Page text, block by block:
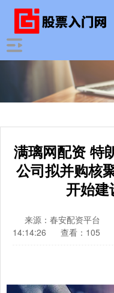
满璃网配资 特
公司拟并购核
开始建
来源：春安配资平台
14:14:26
查看：105